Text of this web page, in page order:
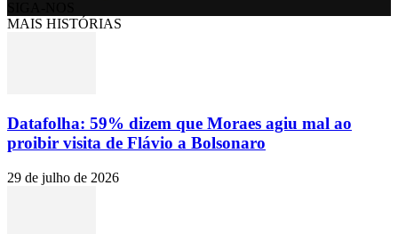
MAIS HISTÓRIAS
Datafolha: 59% dizem que Moraes agiu mal ao
proibir visita de Flávio a Bolsonaro
29 de julho de 2026